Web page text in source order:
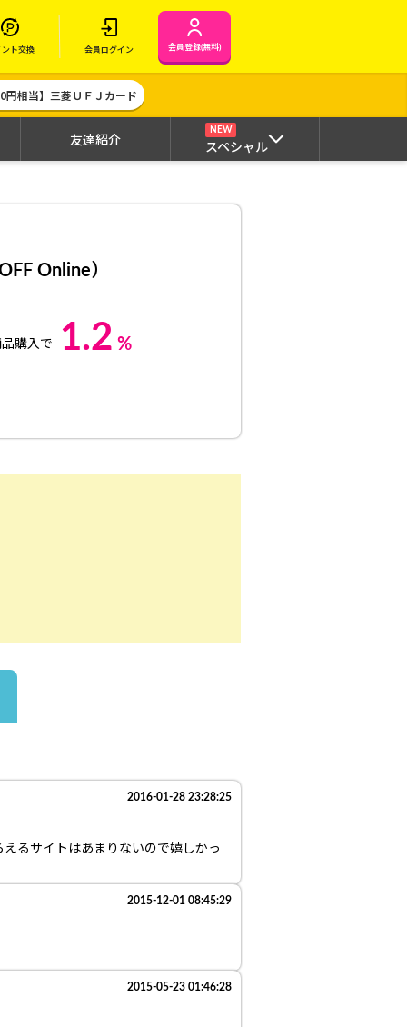
ント交換 会員ログイン 会員登録(無料)
円相当】三菱ＵＦＪカード
友達紹介
NEW
スペシャル
Online）
購入で 1.2 %
2016-01-28 23:28:25
るサイトはあまりないので嬉しかっ
2015-12-01 08:45:29
2015-05-23 01:46:28